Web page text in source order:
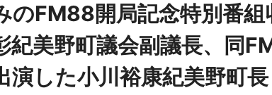
のFM88開局記念特別番
紀美野町議会副議長、同
演した小川裕康紀美野町長